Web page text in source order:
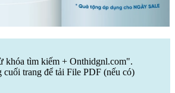
khóa tìm kiếm + Onthidgnl.com".
trang để tải File PDF (nếu có)